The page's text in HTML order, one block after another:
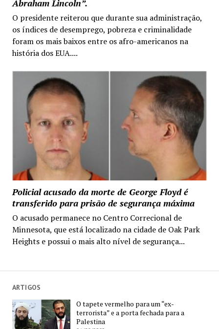
Abraham Lincoln”.
O presidente reiterou que durante sua administração,
os índices de desemprego, pobreza e criminalidade
foram os mais baixos entre os afro-americanos na
história dos EUA....
Policial acusado da morte de George Floyd é
transferido para prisão de segurança máxima
O acusado permanece no Centro Correcional de
Minnesota, que está localizado na cidade de Oak Park
Heights e possui o mais alto nível de segurança...
ARTIGOS
O tapete vermelho para um “ex-
terrorista” e a porta fechada para a
Palestina